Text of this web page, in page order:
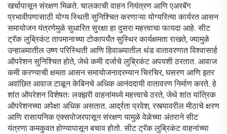
खर्चापासून संरक्षण मिळते. चालकाची वाहन नियंत्रण आणि एअरबॅग
प्रभावीपणासाठी योग्य स्थिती सुनिश्चित करणाऱ्या योग्यरित्या कार्यरत आसन
समायोजन यंत्रणेमुळे सुधारित सुरक्षा हा दुसरा महत्त्वाचा फायदा आहे. सीट
ट्रॅक लुब्रिकंट तापमानाच्या टोकापर्यंत सुस्थिर कार्यक्षमता राखते, ज्यामुळे
उन्हाळ्यातील उष्ण परिस्थिती आणि हिवाळ्यातील थंड वातावरणात विश्वासार्ह
ऑपरेशन सुनिश्चित होते, जेथे कमी दर्जाचे लुब्रिकंट अपयशी ठरतात. आवाज
कमी करण्याची क्षमता आसन समायोजनादरम्यान चिरचिर, घसरण आणि इतर
अवांछित आवाज टाळून केबिनचे अधिक आनंददायी वातावरण निर्माण करते. हे
शांत ऑपरेशन विशेषतः लक्झरी वाहनांमध्ये महत्त्वाचे ठरते, जेथे शांत यांत्रिक
ऑपरेशनच्या अपेक्षा अधिक असतात. आर्द्रता प्रवेश, रस्त्यावरील मीठाचे क्षरण
आणि रासायनिक एक्सपोजरपासून संरक्षण यामुळे वेळेच्या अंतराने सीट
यंत्रणा कमकुवत होण्यापासून बचाव होतो. सीट ट्रॅक लुब्रिकंट वाहनांच्या